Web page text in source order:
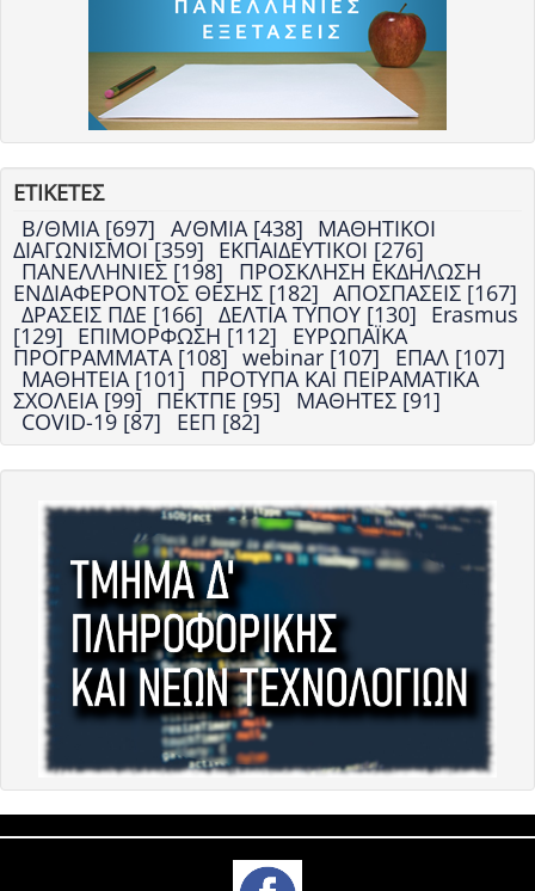
ΕΤΙΚΕΤΕΣ
Β/ΘΜΙΑ [697] Α/ΘΜΙΑ [438] ΜΑΘΗΤΙΚΟΙ
ΔΙΑΓΩΝΙΣΜΟΙ [359] ΕΚΠΑΙΔΕΥΤΙΚΟΙ [276]
ΠΑΝΕΛΛΗΝΙΕΣ [198] ΠΡΟΣΚΛΗΣΗ ΕΚΔΗΛΩΣΗ
ΕΝΔΙΑΦΕΡΟΝΤΟΣ ΘΕΣΗΣ [182] ΑΠΟΣΠΑΣΕΙΣ [167]
ΔΡΑΣΕΙΣ ΠΔΕ [166] ΔΕΛΤΙΑ ΤΥΠΟΥ [130] Erasmus
[129] ΕΠΙΜΟΡΦΩΣΗ [112] ΕΥΡΩΠΑΪΚΑ
ΠΡΟΓΡΑΜΜΑΤΑ [108] webinar [107] ΕΠΑΛ [107]
ΜΑΘΗΤΕΙΑ [101] ΠΡΟΤΥΠΑ ΚΑΙ ΠΕΙΡΑΜΑΤΙΚΑ
ΣΧΟΛΕΙΑ [99] ΠΕΚΤΠΕ [95] ΜΑΘΗΤΕΣ [91]
COVID-19 [87] ΕΕΠ [82]